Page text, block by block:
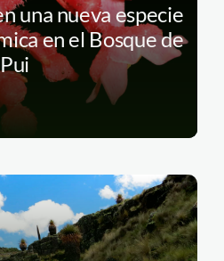
una nueva especie
en el Bosque de